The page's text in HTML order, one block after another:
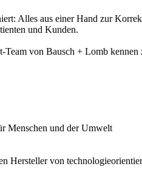
Alles aus einer Hand zur
und Kunden.
von Bausch + Lomb kennen
Menschen und der Umwelt
Hersteller von